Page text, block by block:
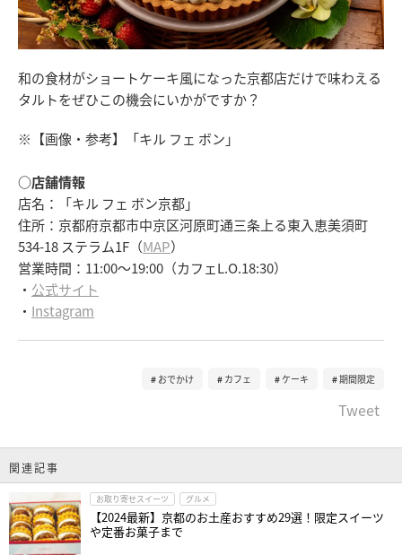
和の食材がショートケーキ風になった京都店だけで味わえる
タルトをぜひこの機会にいかがですか？
※【画像・参考】「キル フェ ボン」
○店舗情報
店名：「キル フェ ボン京都」
住所：京都府京都市中京区河原町通三条上る東入恵美須町
534-18 ステラム1F（MAP）
営業時間：11:00～19:00（カフェL.O.18:30）
・ 公式サイト
・ Instagram
おでかけ カフェ ケーキ 期間限定
Tweet
関連記事
お取り寄せスイーツ グルメ
【2024最新】京都のお土産おすすめ29選！限定スイーツ
や定番お菓子まで